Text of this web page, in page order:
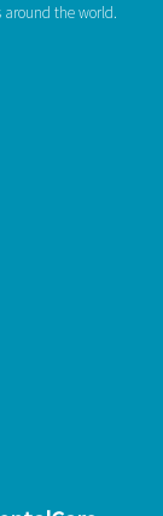
the world.